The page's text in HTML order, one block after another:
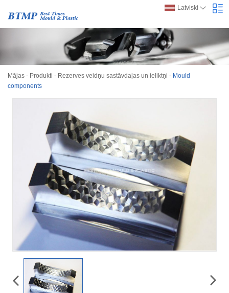
Latviski
Mājas - Produkti - Rezerves veidņu sastāvdaļas un ieliktņi - Mould
components